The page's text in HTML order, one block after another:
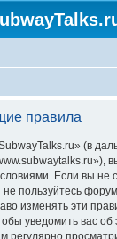
правила
(в
Если вы не
пользуйтесь
изменять эти
уведомить вас об